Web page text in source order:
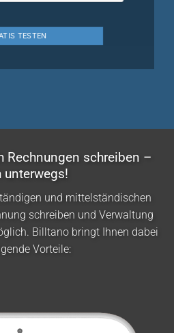
schreiben –
unterwegs!
und mittelständischen
schreiben und Verwaltung
Billtano bringt Ihnen dabei
Vorteile: